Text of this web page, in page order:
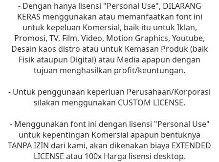
- Dengan hanya lisensi "Personal Use", DILARANG
KERAS menggunakan atau memanfaatkan font ini
untuk kepeluan Komersial, baik itu untuk Iklan,
Promosi, TV, Film, Video, Motion Graphics, Youtube,
Desain kaos distro atau untuk Kemasan Produk (baik
Fisik ataupun Digital) atau Media apapun dengan
tujuan menghasilkan profit/keuntungan.
- Untuk penggunaan keperluan Perusahaan/Korporasi
silakan menggunakan CUSTOM LICENSE.
- Menggunakan font ini dengan lisensi "Personal Use"
untuk kepentingan Komersial apapun bentuknya
TANPA IZIN dari kami, akan dikenakan biaya EXTENDED
LICENSE atau 100x Harga lisensi desktop.